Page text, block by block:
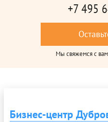
+7 495
Мы свяжемся с
Бизнес-центр